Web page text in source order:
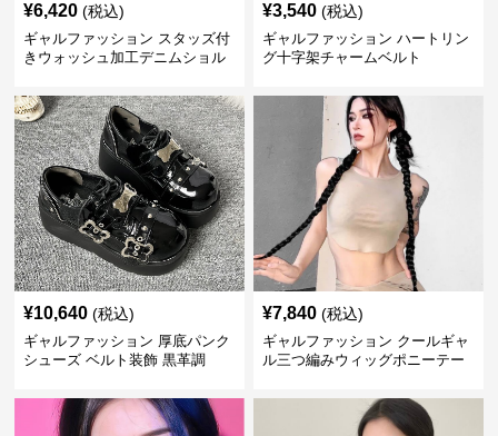
¥6,420 (税込)
ギャルファッション スタッズ付
きウォッシュ加工デニムショル
¥3,540 (税込)
ギャルファッション ハートリン
グ十字架チャームベルト
¥10,640 (税込)
ギャルファッション 厚底パンク
シューズ ベルト装飾 黒革調
¥7,840 (税込)
ギャルファッション クールギャ
ル三つ編みウィッグポニーテー